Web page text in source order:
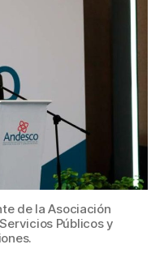
sus
entre
4
y
de la Asociación
Públicos y